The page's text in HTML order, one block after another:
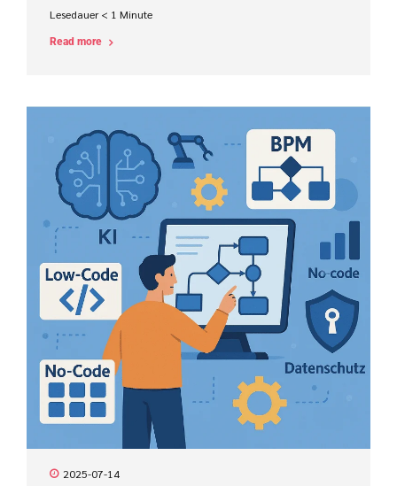
Lesedauer < 1 Minute
Read more
2025-07-14